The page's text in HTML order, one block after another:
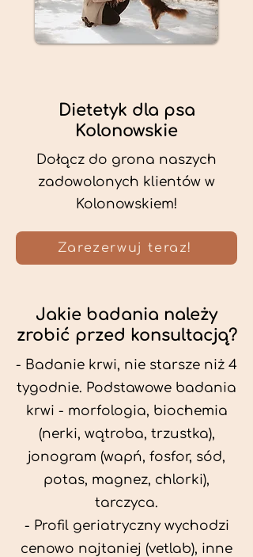
Dietetyk dla psa
Kolonowskie
Dołącz do grona naszych
zadowolonych klientów w
Kolonowskiem!
Zarezerwuj teraz!
Jakie badania należy
zrobić przed konsultacją?
- Badanie krwi, nie starsze niż 4
tygodnie. Podstawowe badania
krwi - morfologia, biochemia
(nerki, wątroba, trzustka),
jonogram (wapń, fosfor, sód,
potas, magnez, chlorki),
tarczyca.
- Profil geriatryczny wychodzi
cenowo najtaniej (vetlab), inne